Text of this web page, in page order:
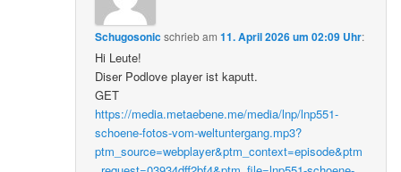
Schugosonicschriebam11. April 2026 um 02:09 Uhr:
Hi Leute!
Diser Podlove player ist kaputt.
GET
https://media.metaebene.me/media/lnp/lnp551-
schoene-fotos-vom-weltuntergang.mp3?
ptm_source=webplayer&ptm_context=episode&ptm